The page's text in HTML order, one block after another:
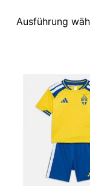
Ausführung